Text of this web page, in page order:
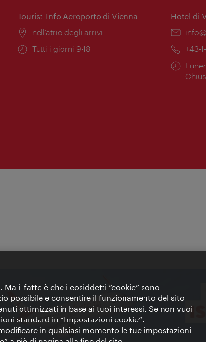
Tourist-Info Aeroporto di Vienna
Posizione:
nell’atrio degli arrivi
Orari
Tutti i giorni 9-18
Hotel di
+43-
Orari
di
il fatto è che i cosiddetti “cookie” sono
possibile e consentire il funzionamento del sito
ottimizzati in base ai tuoi interessi. Se non vuoi
standard in “Impostazioni cookie”.
in qualsiasi momento le tue impostazioni